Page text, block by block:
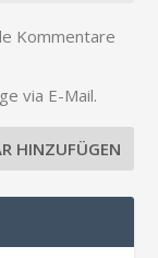
Kommentare
via E-Mail.